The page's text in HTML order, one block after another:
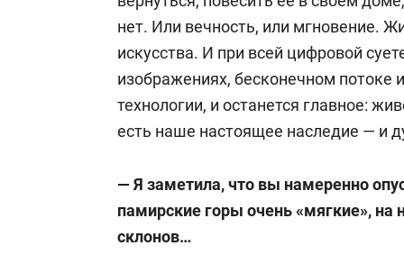
нет. Или вечность, или мгновение.
искусства. И при всей цифровой
изображениях, бесконечном потоке
технологии, и останется главное:
есть наше настоящее наследие — и
— Я заметила, что вы намеренно
памирские горы очень «мягкие», на
склонов…